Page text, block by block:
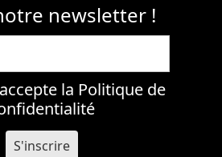
newsletter !
la Politique de